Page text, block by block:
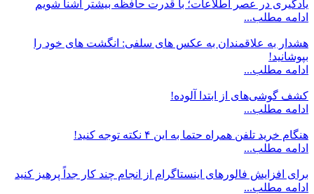
یادگیری در عصر اطلاعات؛ با قدرت حافظه بیشتر آشنا شویم
ادامه مطلب...
هشدار به علاقمندان به عکس های سلفی: انگشت های خود را
بپوشانید!
ادامه مطلب...
کشف گوشی‌های از ابتدا آلوده!
ادامه مطلب...
هنگام خرید تلفن همراه حتما به این ۴ نکته توجه کنید!
ادامه مطلب...
برای افزایش فالورهای اینستاگرام از انجام چند کار جداً پرهیز کنید
ادامه مطلب...